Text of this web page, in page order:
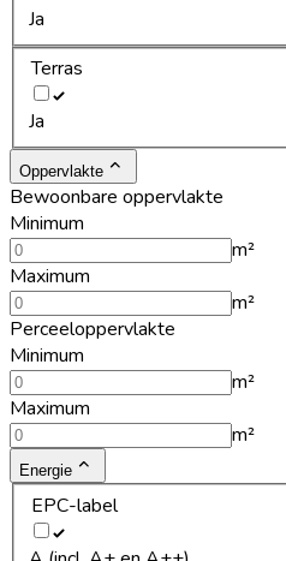
Ja
Terras
Ja
Oppervlakte
Bewoonbare oppervlakte
Minimum
m²
Maximum
m²
Perceeloppervlakte
Minimum
m²
Maximum
m²
Energie
EPC-label